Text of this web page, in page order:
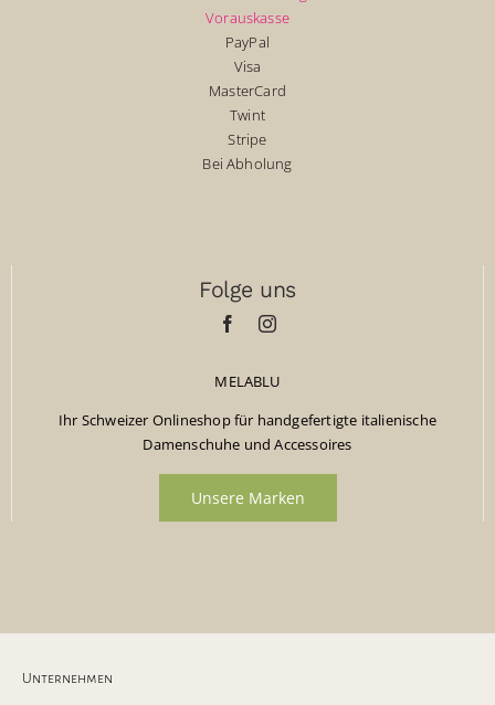
Vorauskasse
PayPal
Visa
MasterCard
Twint
Stripe
Bei Abholung
Folge uns
MELABLU
Ihr Schweizer Onlineshop für handgefertigte italienische
Damenschuhe und Accessoires
Unsere Marken
Unternehmen